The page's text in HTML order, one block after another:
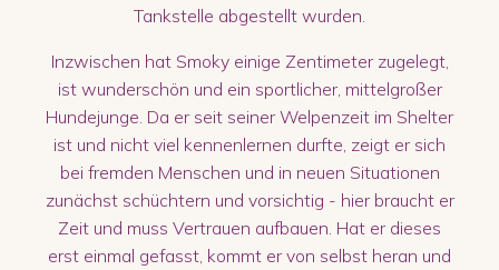
Tankstelle abgestellt wurden.
Inzwischen hat Smoky einige Zentimeter zugelegt,
ist wunderschön und ein sportlicher, mittelgroßer
Hundejunge. Da er seit seiner Welpenzeit im Shelter
ist und nicht viel kennenlernen durfte, zeigt er sich
bei fremden Menschen und in neuen Situationen
zunächst schüchtern und vorsichtig - hier braucht er
Zeit und muss Vertrauen aufbauen. Hat er dieses
erst einmal gefasst, kommt er von selbst heran und